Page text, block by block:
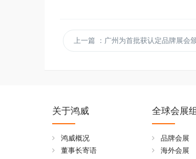
上一篇 ：广州为首批获认定品牌展会颁牌，亚洲乐园及景点博览
关于鸿威
鸿威概况
董事长寄语
全球会展
品牌会展
海外会展